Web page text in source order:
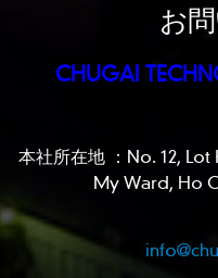
お
CHUGAI
本社所在地 ：No. 12,
My Ward, Ho